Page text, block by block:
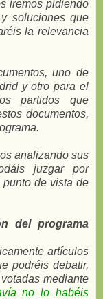
iremos pidiendo
soluciones que
la relevancia
uno de
y otro para el
partidos que
documentos,
analizando sus
juzgar por
de vista de
del programa
artículos
podréis debatir,
mediante
no lo habéis